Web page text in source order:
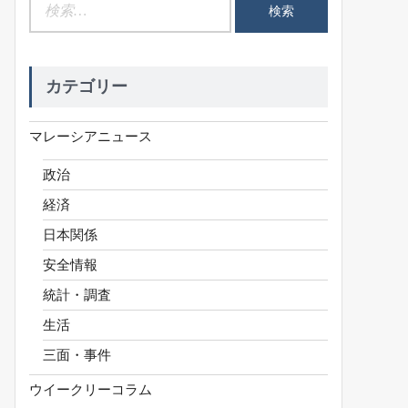
カテゴリー
マレーシアニュース
政治
経済
日本関係
安全情報
統計・調査
生活
三面・事件
ウイークリーコラム